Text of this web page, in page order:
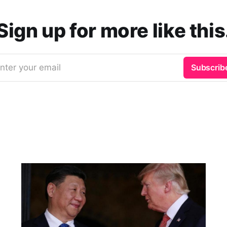
up for more like
your email